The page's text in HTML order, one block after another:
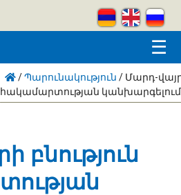
☰
/Պարունակություն / Մարդ-
հակամարտության կանխարգելում
բնություն